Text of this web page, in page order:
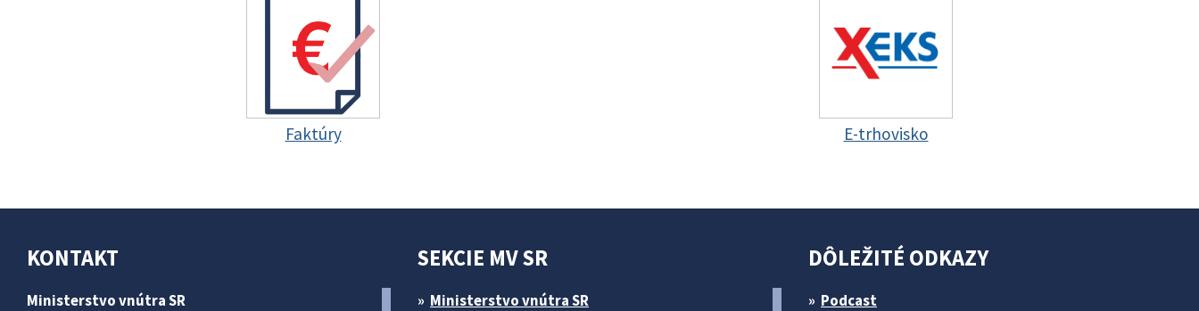
Faktúry E-trhovisko
KONTAKT
Ministerstvo vnútra SR
SEKCIE MV SR
Ministerstvo vnútra SR
DÔLEŽITÉ ODKAZY
Podcast